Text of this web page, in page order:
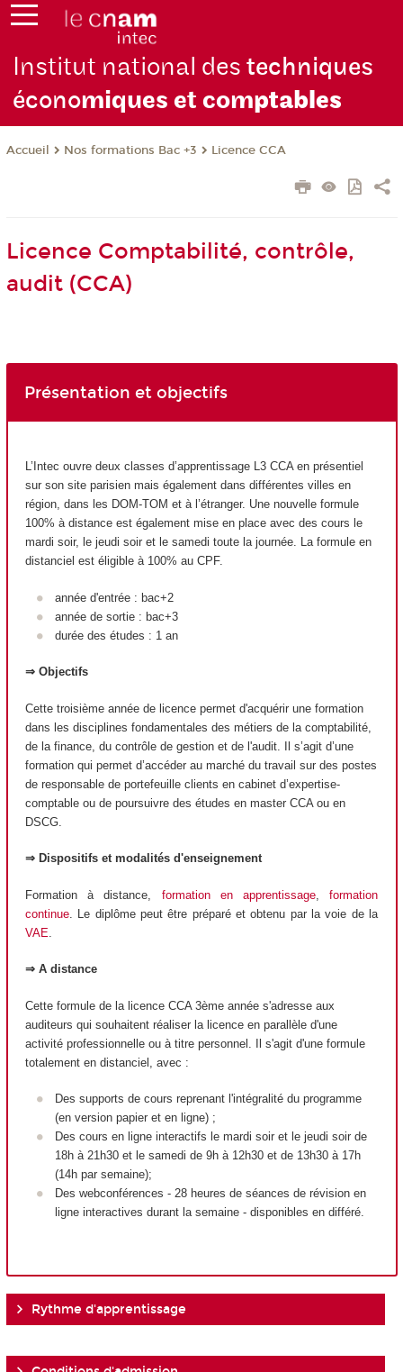
Institut national destechniques
économiques et comptables
Accueil Nos formations Bac +3 Licence CCA
Licence Comptabilité, contrôle,
audit (CCA)
Présentation et objectifs
L’Intec ouvre deux classes d’apprentissage L3 CCA en présentiel
sur son site parisien mais également dans différentes villes en
région, dans les DOM-TOM et à l’étranger. Une nouvelle formule
100% à distance est également mise en place avec des cours le
mardi soir, le jeudi soir et le samedi toute la journée. La formule en
distanciel est éligible à 100% au CPF.
année d'entrée : bac+2
année de sortie : bac+3
durée des études : 1 an
⇒ Objectifs
Cette troisième année de licence permet d'acquérir une formation
dans les disciplines fondamentales des métiers de la comptabilité,
de la finance, du contrôle de gestion et de l'audit. Il s’agit d’une
formation qui permet d’accéder au marché du travail sur des postes
de responsable de portefeuille clients en cabinet d’expertise-
comptable ou de poursuivre des études en master CCA ou en
DSCG.
⇒ Dispositifs et modalités d'enseignement
Formation à distance, formation en apprentissage,formation
continue . Le diplôme peut être préparé et obtenu par la voie de la
VAE
⇒ A distance
Cette formule de la licence CCA 3ème année s'adresse aux
auditeurs qui souhaitent réaliser la licence en parallèle d'une
activité professionnelle ou à titre personnel. Il s'agit d'une formule
totalement en distanciel, avec :
Des supports de cours reprenant l'intégralité du programme
(en version papier et en ligne) ;
Des cours en ligne interactifs le mardi soir et le jeudi soir de
18h à 21h30 et le samedi de 9h à 12h30 et de 13h30 à 17h
(14h par semaine);
Des webconférences - 28 heures de séances de révision en
ligne interactives durant la semaine - disponibles en différé.
Rythme d'apprentissage